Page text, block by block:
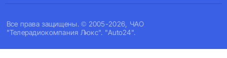
Все права защищены. © 2005-2026, ЧАО
"Телерадиокомпания Люкс". "Auto24".